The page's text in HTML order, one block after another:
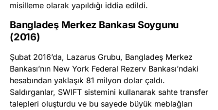
misilleme olarak yapıldığı iddia edildi.
Bangladeş Merkez Bankası Soygunu
(2016)
Şubat 2016’da, Lazarus Grubu, Bangladeş Merkez
Bankası’nın New York Federal Rezerv Bankası’ndaki
hesabından yaklaşık 81 milyon dolar çaldı.
Saldırganlar, SWIFT sistemini kullanarak sahte transfer
talepleri oluşturdu ve bu sayede büyük meblağları